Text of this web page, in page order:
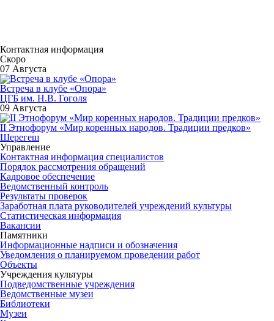
Контактная информация
Скоро
07 Августа
Встреча в клубе «Опора»
ЦГБ им. Н.В. Гоголя
09 Августа
II Этнофорум «Мир коренных народов. Традиции предков»
Шерегеш
Управление
Контактная информация специалистов
Порядок рассмотрения обращений
Кадровое обеспечение
Ведомственный контроль
Результаты проверок
Заработная плата руководителей учреждений культуры
Статистическая информация
Вакансии
Памятники
Информационные надписи и обозначения
Уведомления о планируемом проведении работ
Объекты
Учреждения культуры
Подведомственные учреждения
Ведомственные музеи
Библиотеки
Музеи